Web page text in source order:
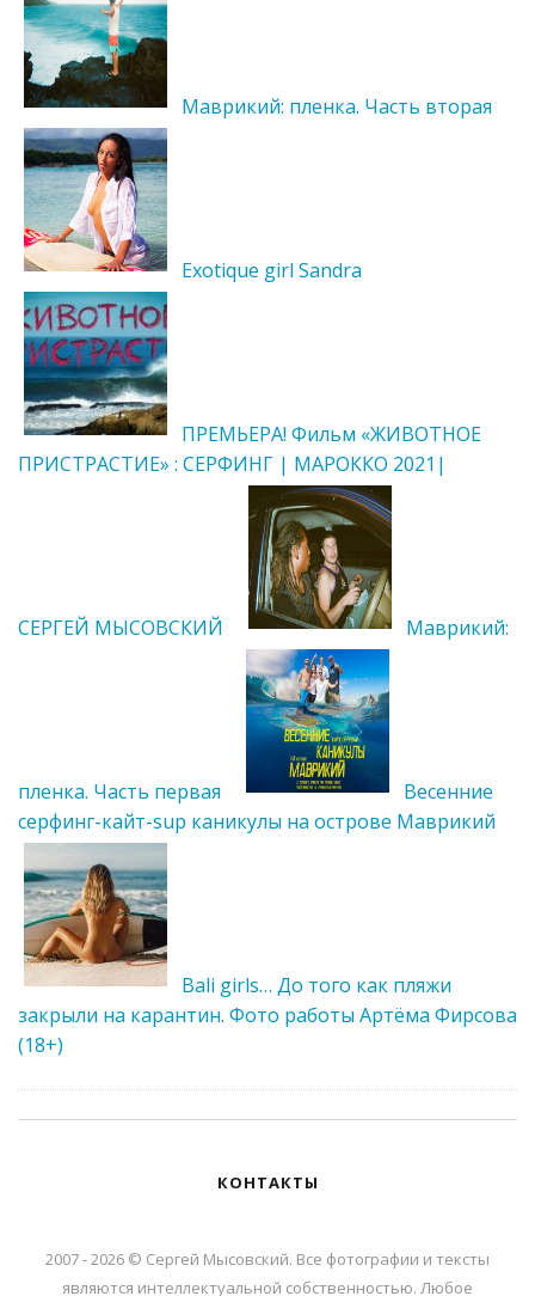
Маврикий: пленка. Часть вторая
Exotique girl Sandra
ПРЕМЬЕРА! Фильм «ЖИВОТНОЕ
ПРИСТРАСТИЕ» : СЕРФИНГ | МАРОККО 2021|
СЕРГЕЙ МЫСОВСКИЙ Маврикий:
пленка. Часть первая
Весенние
серфинг-кайт-sup каникулы на острове Маврикий
Bali girls… До того как пляжи
закрыли на карантин. Фото работы Артёма Фирсова
(18+)
КОНТАКТЫ
2007 - 2026 © Сергей Мысовский. Все фотографии и тексты
являются интеллектуальной собственностью. Любое